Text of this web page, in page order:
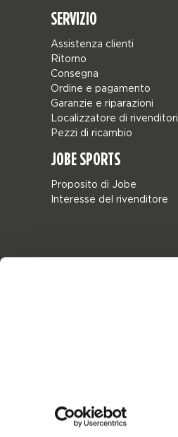
SERVIZIO
Assistenza clienti
Ritorno
Consegna
Ordine e pagamento
Garanzie e riparazioni
Localizzatore di rivenditori
Pezzi di ricambio
JOBE SPORTS
Proposito di Jobe
Interesse del rivenditore
Netherlands